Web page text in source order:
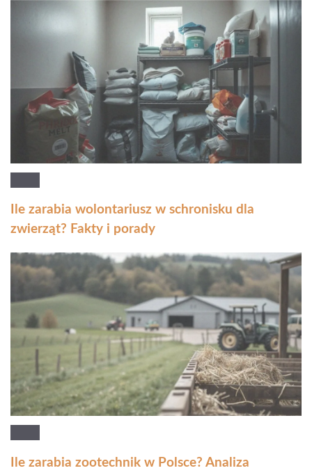
Ile zarabia wolontariusz w schronisku dla
zwierząt? Fakty i porady
Ile zarabia zootechnik w Polsce? Analiza